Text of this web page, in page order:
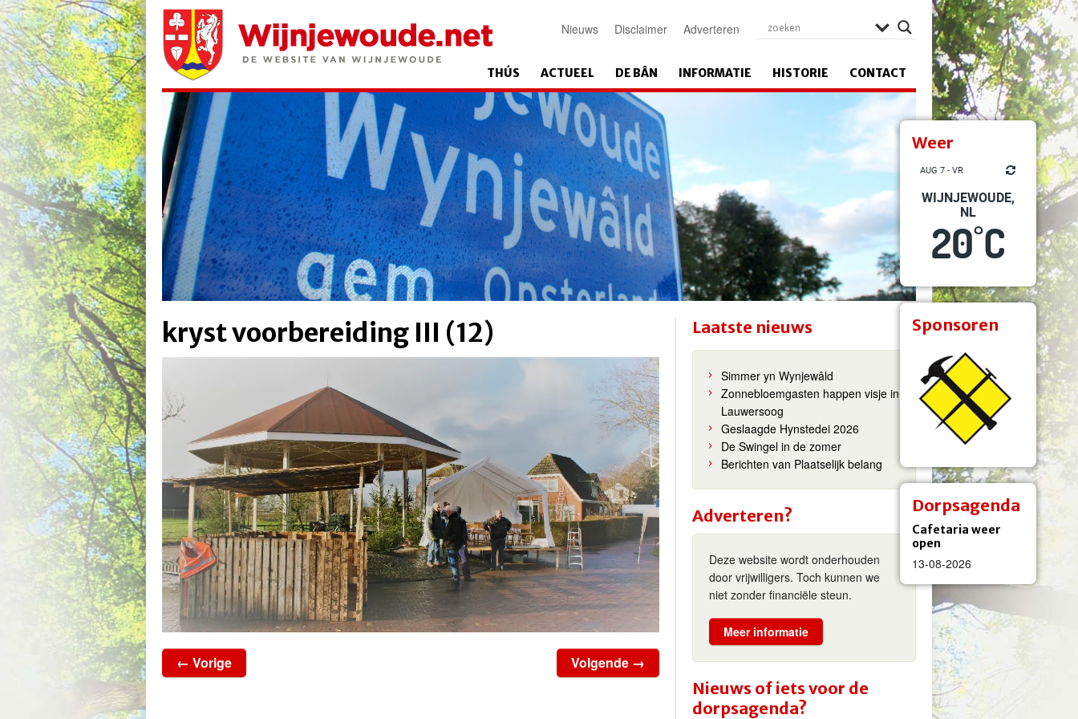
Weer
AUG 7 - VR
WIJNJEWOUDE,
NL
20°C
Sponsoren
Dorpsagenda
Cafetaria weer
open
13-08-2026
Nieuws Disclaimer Adverteren
THÚS ACTUEEL DE BÂN INFORMATIE HISTORIE CONTACT
kryst voorbereiding III (12)
← Vorige Volgende →
Laatste nieuws
Simmer yn Wynjewâld
Zonnebloemgasten happen visje in
Lauwersoog
Geslaagde Hynstedei 2026
De Swingel in de zomer
Berichten van Plaatselijk belang
Adverteren?
Deze website wordt onderhouden
door vrijwilligers. Toch kunnen we
niet zonder financiële steun.
Meer informatie
Nieuws of iets voor de
dorpsagenda?